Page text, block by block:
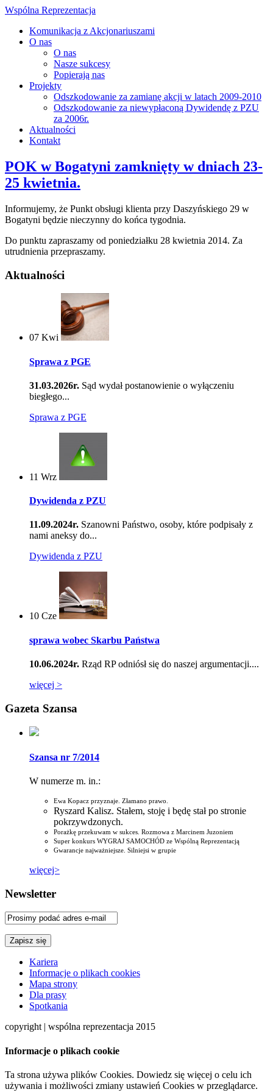
Wspólna Reprezentacja
Komunikacja z Akcjonariuszami
O nas
O nas
Nasze sukcesy
Popierają nas
Projekty
Odszkodowanie za zamianę akcji w latach 2009-2010
Odszkodowanie za niewypłaconą Dywidendę z PZU
za 2006r.
Aktualności
Kontakt
POK w Bogatyni zamknięty w dniach 23-
25 kwietnia.
Informujemy, że Punkt obsługi klienta przy Daszyńskiego 29 w
Bogatyni będzie nieczynny do końca tygodnia.
Do punktu zapraszamy od poniedziałku 28 kwietnia 2014. Za
utrudnienia przepraszamy.
Aktualności
07 Kwi
Sprawa z PGE
31.03.2026r. Sąd wydał postanowienie o wyłączeniu
biegłego...
Sprawa z PGE
11 Wrz
Dywidenda z PZU
11.09.2024r. Szanowni Państwo, osoby, które podpisały z
nami aneksy do...
Dywidenda z PZU
10 Cze
sprawa wobec Skarbu Państwa
10.06.2024r. Rząd RP odniósł się do naszej argumentacji....
więcej >
Gazeta Szansa
Szansa nr 7/2014
W numerze m. in.:
Ewa Kopacz przyznaje. Złamano prawo.
Ryszard Kalisz. Stałem, stoję i będę stał po stronie
pokrzywdzonych.
Porażkę przekuwam w sukces. Rozmowa z Marcinem Juzoniem
Super konkurs WYGRAJ SAMOCHÓD ze Wspólną Reprezentacją
Gwarancje najważniejsze. Silniejsi w grupie
więcej>
Newsletter
Kariera
Informacje o plikach cookies
Mapa strony
Dla prasy
Spotkania
copyright | wspólna reprezentacja 2015
Informacje o plikach cookie
Ta strona używa plików Cookies. Dowiedz się więcej o celu ich
używania i możliwości zmiany ustawień Cookies w przeglądarce.